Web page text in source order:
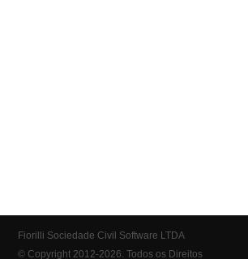
Fiorilli Sociedade Civil Software LTDA
© Copyright 2012-2026. Todos os Direitos